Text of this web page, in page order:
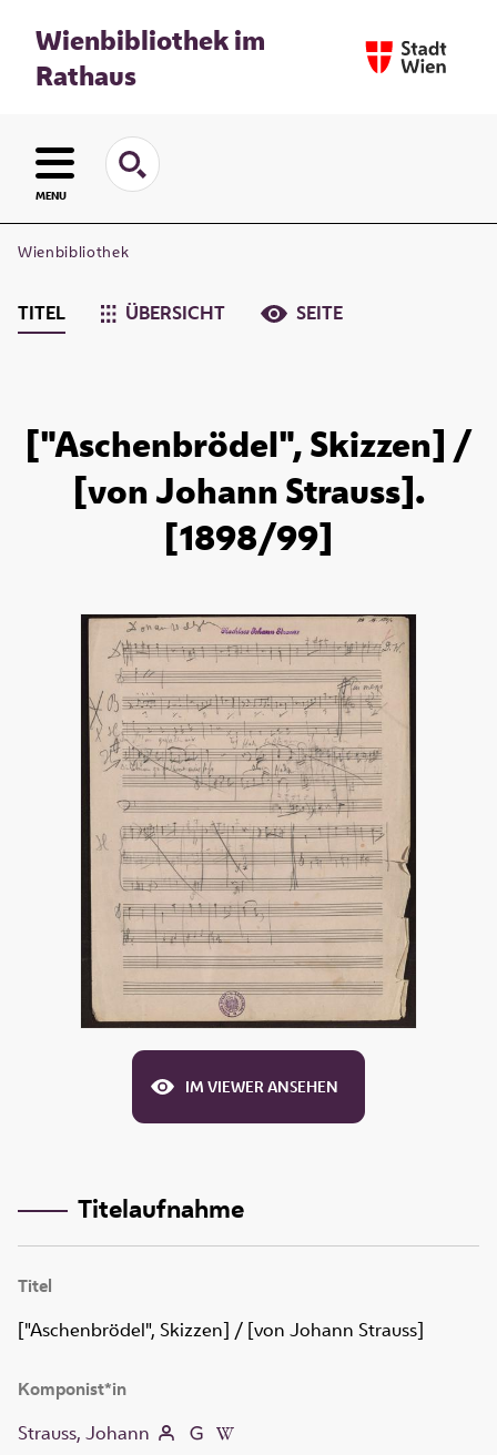
Wienbibliothek im
Rathaus
MENU
Wienbibliothek
TITEL ÜBERSICHT SEITE
["Aschenbrödel", Skizzen] /
[von Johann Strauss].
[1898/99]
IM VIEWER ANSEHEN
Titelaufnahme
Titel
["Aschenbrödel", Skizzen] / [von Johann Strauss]
Komponist*in
Strauss, Johann